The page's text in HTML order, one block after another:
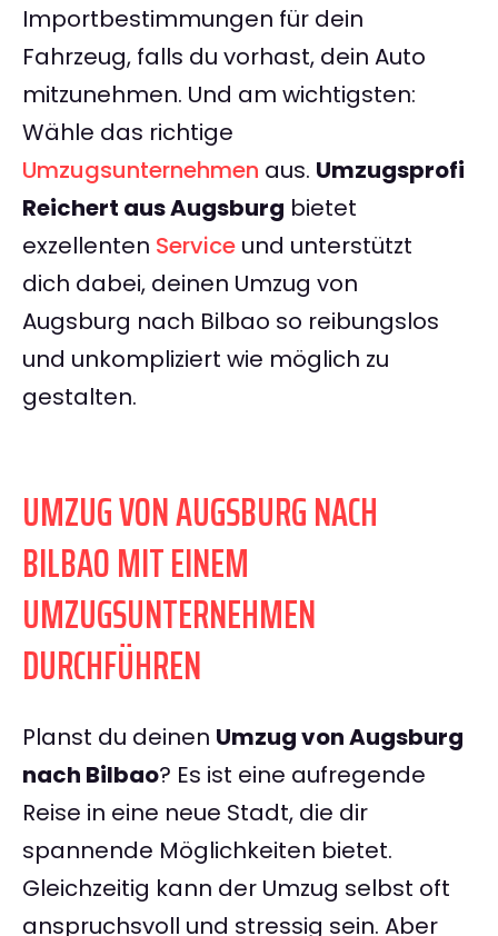
Importbestimmungen für dein
Fahrzeug, falls du vorhast, dein Auto
mitzunehmen. Und am wichtigsten:
Wähle das richtige
Umzugsunternehmen aus. Umzugsprofi
Reichert aus Augsburg bietet
exzellenten Service und unterstützt
dich dabei, deinen Umzug von
Augsburg nach Bilbao so reibungslos
und unkompliziert wie möglich zu
gestalten.
UMZUG VON AUGSBURG NACH
BILBAO MIT EINEM
UMZUGSUNTERNEHMEN
DURCHFÜHREN
Planst du deinen Umzug von Augsburg
nach Bilbao? Es ist eine aufregende
Reise in eine neue Stadt, die dir
spannende Möglichkeiten bietet.
Gleichzeitig kann der Umzug selbst oft
anspruchsvoll und stressig sein. Aber